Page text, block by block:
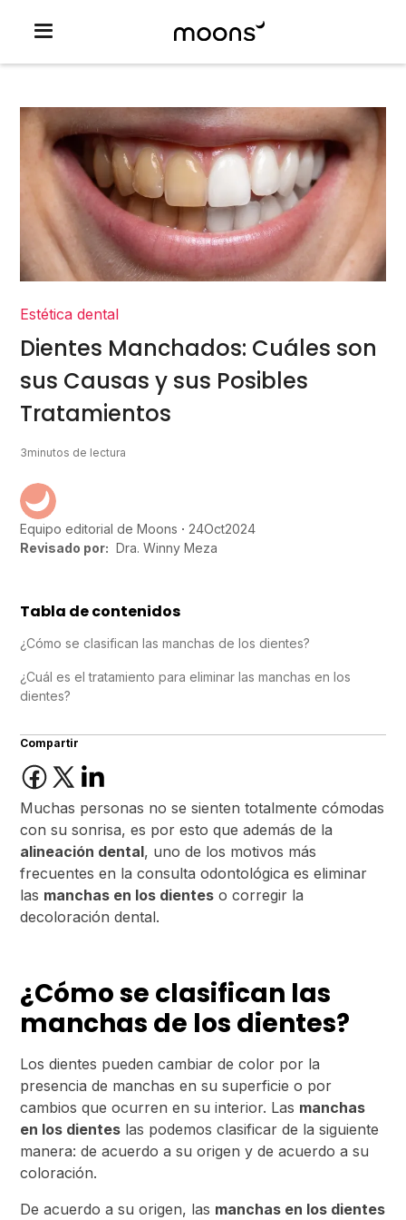
Estética dental
Dientes Manchados: Cuáles son
sus Causas y sus Posibles
Tratamientos
3minutos de lectura
Equipo editorial de Moons 24Oct2024
Revisado por: Dra. Winny Meza
Tabla de contenidos
¿Cómo se clasifican las manchas de los dientes?
¿Cuál es el tratamiento para eliminar las manchas en los
dientes?
Compartir
Muchas personas no se sienten totalmente cómodas
con su sonrisa, es por esto que además de la
alineación dental, uno de los motivos más
frecuentes en la consulta odontológica es eliminar
las manchas en los dientes o corregir la
decoloración dental.
¿Cómo se clasifican las
manchas de los dientes?
Los dientes pueden cambiar de color por la
presencia de manchas en su superficie o por
cambios que ocurren en su interior. Las manchas
en los dientes las podemos clasificar de la siguiente
manera: de acuerdo a su origen y de acuerdo a su
coloración.
De acuerdo a su origen, las manchas en los dientes